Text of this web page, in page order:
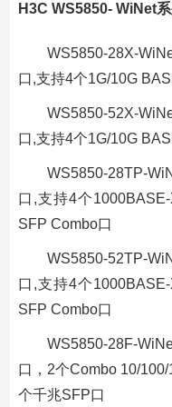
H3C WS5850- WiNet
WS5850-28X-
口,支持4个1G/10G
WS5850-52X-
口,支持4个1G/10G
WS5850-28TP-
口,支持4个
SFP Combo口
WS5850-52TP-
口,支持4个
SFP Combo口
WS5850-28F-
口，2个Combo 10/
个千兆SFP口